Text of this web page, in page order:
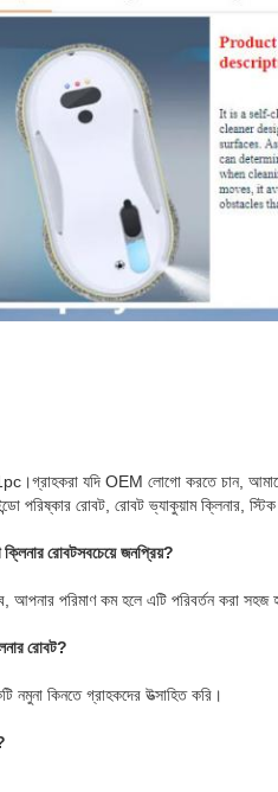
যদি OEM লোগো করতে চান,
পরিষ্কার রোবট, রোবট ভ্যাকুয়াম ক্লিনার,
ক্লিনার রোবটসবচেয়ে জনপ্রিয়?
আপনার পরিমাণ কম হলে এটি পরিবর্তন করা সহজ
রোবট?
নমুনা কিনতে গ্রাহকদের উত্সাহিত করি।